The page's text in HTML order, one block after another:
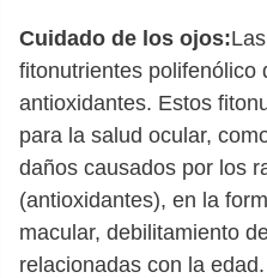
Cuidado de los ojos:
fitonutrientes polifenólico
antioxidantes. Estos
para la salud ocular,
daños causados por los
(antioxidantes), en la
macular, debilitamiento
relacionadas con la